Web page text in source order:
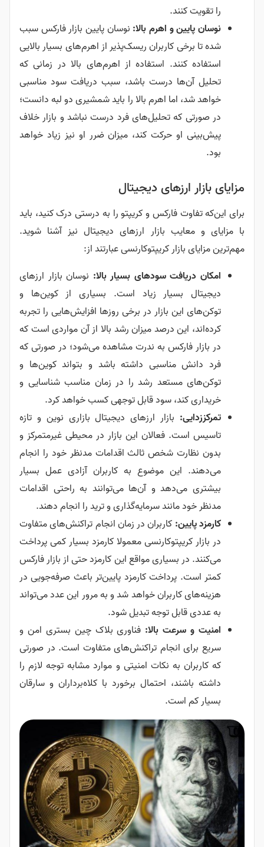
را تقویت کنند.
نوسان پایین و اهرم بالا: نوسان پایین بازار فارکس سبب
شده تا برخی کاربران ریسک‌پذیر از اهرم‌های بسیار بالایی
استفاده کنند. استفاده از اهرم‌های بالا در زمانی که
تحلیل آن‌ها درست باشد، سبب دریافت سود مناسبی
خواهد شد، اما اهرم بالا را باید شمشیری دو لبه دانست؛
در صورتی که تحلیل‌های فرد درست نباشد و بازار خلاف
پیش‌بینی او حرکت کند، میزان ضرر او نیز زیاد خواهد
بود.
مزایای بازار ارزهای دیجیتال
برای این‌که تفاوت فارکس و کریپتو را به درستی درک کنید، باید
با مزایای و معایب بازار ارزهای دیجیتال نیز آشنا شوید.
مهم‌ترین مزایای بازار کریپتوکارنسی عبارتند از:
امکان دریافت سودهای بسیار بالا: نوسان بازار ارزهای
دیجیتال بسیار زیاد است. بسیاری از کوین‌ها و
توکن‌های این بازار در برخی روزها افزایش‌هایی را تجربه
کرده‌اند، این درصد میزان رشد بالا از آن مواردی است که
در بازار فارکس به ندرت مشاهده می‌شود؛ در صورتی که
فرد دانش مناسبی داشته باشد و بتواند کوین‌ها و
توکن‌های مستعد رشد را در زمان مناسب شناسایی و
خریداری کند، سود قابل توجهی کسب خواهد کرد.
تمرکززدایی: بازار ارزهای دیجیتال بازاری نوین و تازه
تاسیس است. فعالان این بازار در محیطی غیرمتمرکز و
بدون نظارت شخص ثالث اقدامات مدنظر خود را انجام
می‌دهند. این موضوع به کاربران آزادی عمل بسیار
بیشتری می‌دهد و آن‌ها می‌توانند به راحتی اقدامات
مدنظر خود مانند سرمایه‌گذاری و ترید را انجام دهند.
کارمزد پایین: کاربران در زمان انجام تراکنش‌های متفاوت
در بازار کریپتوکارنسی معمولا کارمزد بسیار کمی پرداخت
می‌کنند. در بسیاری مواقع این کارمزد حتی از بازار فارکس
کمتر است. پرداخت کارمزد پایین‌تر باعث صرفه‌جویی در
هزینه‌های کاربران خواهد شد و به مرور این عدد می‌تواند
به عددی قابل توجه تبدیل شود.
امنیت و سرعت بالا: فناوری بلاک چین بستری امن و
سریع برای انجام تراکنش‌های متفاوت است. در صورتی
که کاربران به نکات امنیتی و موارد مشابه توجه لازم را
داشته باشند، احتمال برخورد با کلاه‌برداران و سارقان
بسیار کم است.